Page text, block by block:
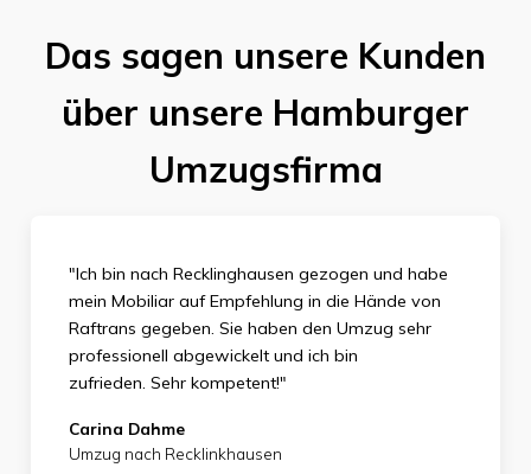
Das sagen unsere Kunden
über unsere Hamburger
Umzugsfirma
"Ich bin nach Recklinghausen gezogen und habe
mein Mobiliar auf Empfehlung in die Hände von
Raftrans gegeben. Sie haben den Umzug sehr
professionell abgewickelt und ich bin
zufrieden. Sehr kompetent!"
Carina Dahme
Umzug nach Recklinkhausen